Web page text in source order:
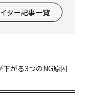
ター記事一覧
下がる3つのNG原因